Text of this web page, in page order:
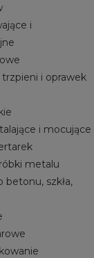
i
i oprawek
i mocujące
metalu
betonu, szkła,